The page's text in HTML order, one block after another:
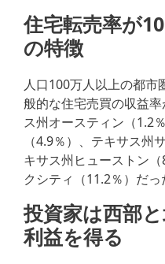
住宅転売率が
の特徴
人口100万人以上の都市
般的な住宅売買の収益
ス州オースティン（1.2
（4.9％）、テキサス州
キサス州ヒューストン
クシティ（11.2％）だっ
投資家は西部
利益を得る